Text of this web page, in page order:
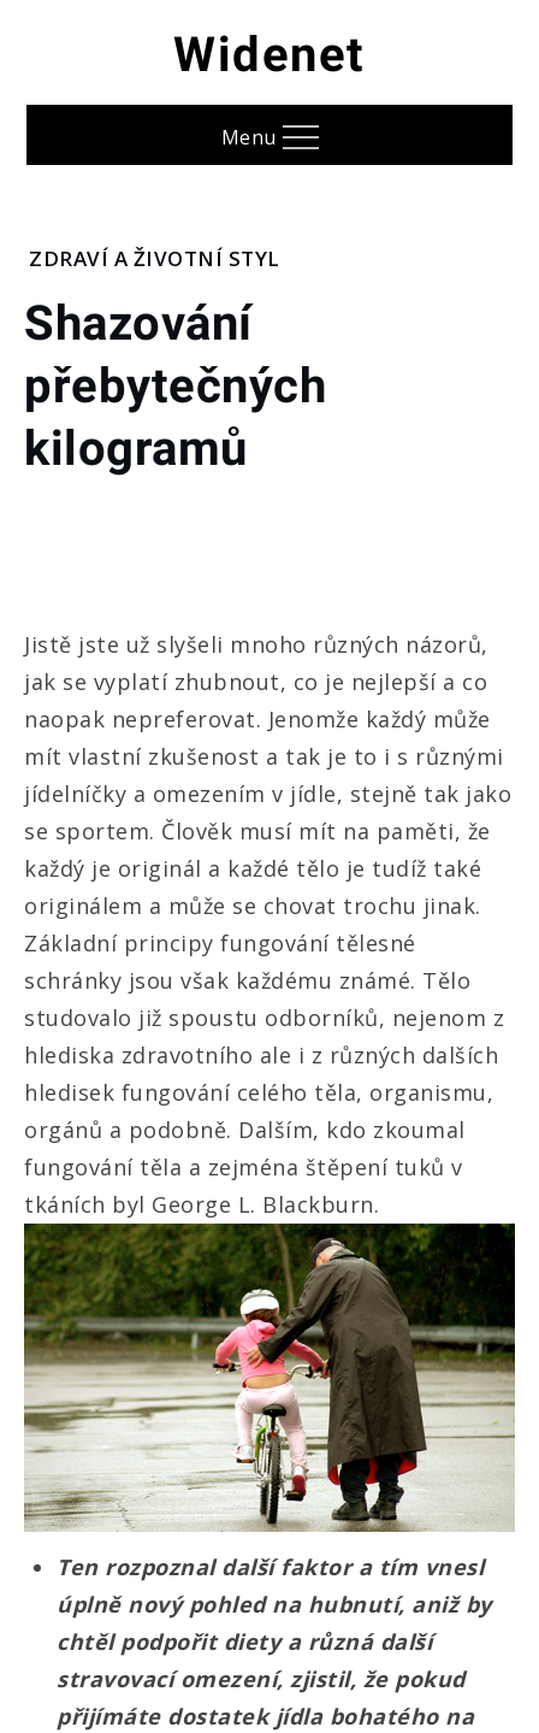
Widenet
Menu
Home
a
životní
styl
Shazování
přebytečných
kilogramů
ZDRAVÍ A ŽIVOTNÍ STYL
Shazování
přebytečných
kilogramů
Jistě jste už slyšeli mnoho různých názorů,
jak se vyplatí zhubnout, co je nejlepší a co
naopak nepreferovat. Jenomže každý může
mít vlastní zkušenost a tak je to i s různými
jídelníčky a omezením v jídle, stejně tak jako
se sportem. Člověk musí mít na paměti, že
každý je originál a každé tělo je tudíž také
originálem a může se chovat trochu jinak.
Základní principy fungování tělesné
schránky jsou však každému známé. Tělo
studovalo již spoustu odborníků, nejenom z
hlediska zdravotního ale i z různých dalších
hledisek fungování celého těla, organismu,
orgánů a podobně. Dalším, kdo zkoumal
fungování těla a zejména štěpení tuků v
tkáních byl George L. Blackburn.
Ten rozpoznal další faktor a tím vnesl
úplně nový pohled na hubnutí, aniž by
chtěl podpořit diety a různá další
stravovací omezení, zjistil, že pokud
přijímáte dostatek jídla bohatého na